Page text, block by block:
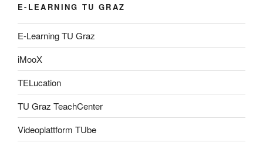
E-LEARNING TU GRAZ
E-Learning TU Graz
iMooX
TELucation
TU Graz TeachCenter
Videoplattform TUbe